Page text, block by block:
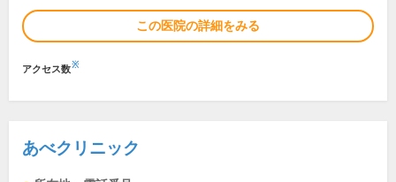
この医院の詳細をみる
アクセス数※
あべクリニック